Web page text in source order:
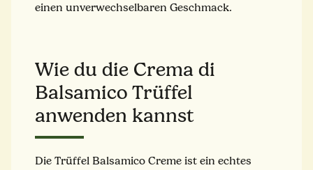
einen unverwechselbaren Geschmack.
Wie du die Crema di
Balsamico Trüffel
anwenden kannst
Die Trüffel Balsamico Creme ist ein echtes